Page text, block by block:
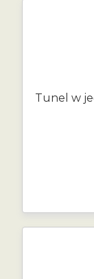
Tunel w